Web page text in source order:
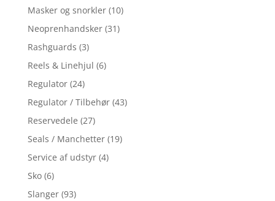
Masker og snorkler (10)
Neoprenhandsker (31)
Rashguards (3)
Reels & Linehjul (6)
Regulator (24)
Regulator / Tilbehør (43)
Reservedele (27)
Seals / Manchetter (19)
Service af udstyr (4)
Sko (6)
Slanger (93)